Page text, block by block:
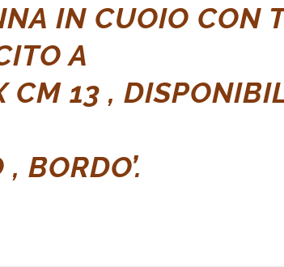
IN CUOIO CON
A
CM 13 ,
BORDO’.